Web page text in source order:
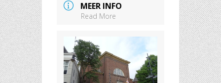
MEER INFO
Read More